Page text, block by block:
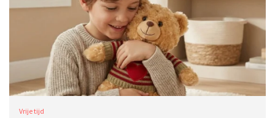
Vrije tijd